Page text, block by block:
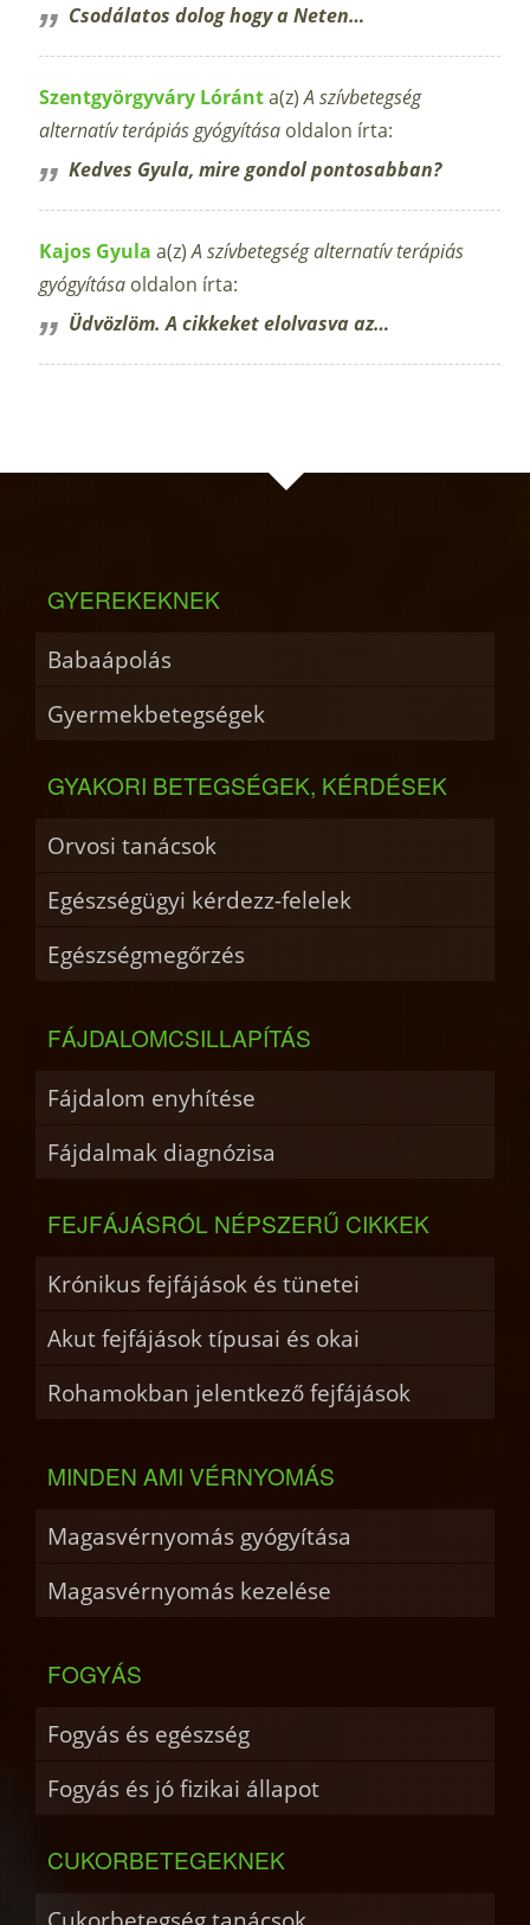
Csodálatos dolog hogy a Neten…
Szentgyörgyváry Lóránta(z)A szívbetegség
alternatív terápiás gyógyítása oldalon írta:
Kedves Gyula, mire gondol pontosabban?
Kajos Gyula a(z)A szívbetegség alternatív terápiás
gyógyítása oldalon írta:
Üdvözlöm. A cikkeket elolvasva az…
GYEREKEKNEK
Babaápolás
Gyermekbetegségek
GYAKORI BETEGSÉGEK, KÉRDÉSEK
Orvosi tanácsok
Egészségügyi kérdezz-felelek
Egészségmegőrzés
FÁJDALOMCSILLAPÍTÁS
Fájdalom enyhítése
Fájdalmak diagnózisa
FEJFÁJÁSRÓL NÉPSZERŰ CIKKEK
Krónikus fejfájások és tünetei
Akut fejfájások típusai és okai
Rohamokban jelentkező fejfájások
MINDEN AMI VÉRNYOMÁS
Magasvérnyomás gyógyítása
Magasvérnyomás kezelése
FOGYÁS
Fogyás és egészség
Fogyás és jó fizikai állapot
CUKORBETEGEKNEK